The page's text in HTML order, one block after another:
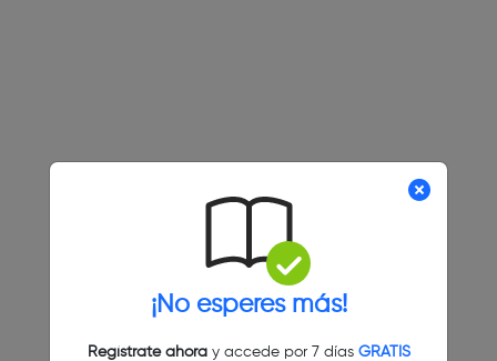
¡No esperes más!
Regístrate ahoray accede por 7 días GRATIS